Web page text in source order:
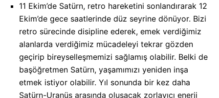
11 Ekim’de Satürn, retro hareketini sonlandırarak 12
Ekim’de gece saatlerinde düz seyrine dönüyor. Bizi
retro sürecinde disipline ederek, emek verdiğimiz
alanlarda verdiğimiz mücadeleyi tekrar gözden
geçirip bireyselleşmemizi sağlamış olabilir. Belki de
başöğretmen Satürn, yaşamımızı yeniden inşa
etmek istiyor olabilir. Yıl sonunda bir kez daha
Satürn-Uranüs arasında oluşacak zorlayıcı enerji